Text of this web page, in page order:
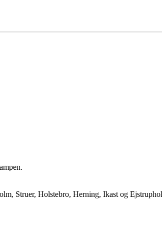
Struer, Holstebro, Herning, Ikast og